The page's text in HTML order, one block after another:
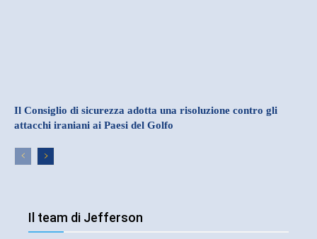
Il Consiglio di sicurezza adotta una risoluzione contro gli
attacchi iraniani ai Paesi del Golfo
Il team di Jefferson